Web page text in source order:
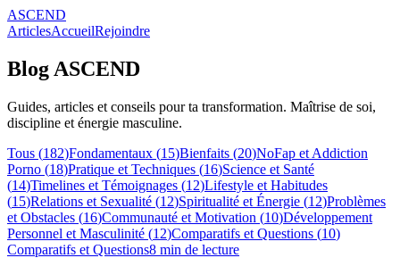
ASCEND
ArticlesAccueilRejoindre
Blog ASCEND
Guides, articles et conseils pour ta transformation. Maîtrise de soi,
discipline et énergie masculine.
Tous (182)Fondamentaux (15)Bienfaits (20)NoFap et Addiction
Porno (18)Pratique et Techniques (16)Science et Santé
(14)Timelines et Témoignages (12)Lifestyle et Habitudes
(15)Relations et Sexualité (12)Spiritualité et Énergie (12)Problèmes
et Obstacles (16)Communauté et Motivation (10)Développement
Personnel et Masculinité (12)Comparatifs et Questions (10)
Comparatifs et Questions8 min de lecture